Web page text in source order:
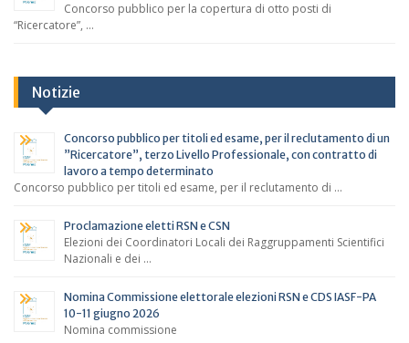
Concorso pubblico per la copertura di otto posti di
“Ricercatore”, …
Notizie
Concorso pubblico per titoli ed esame, per il reclutamento di un
”Ricercatore”, terzo Livello Professionale, con contratto di
lavoro a tempo determinato
Concorso pubblico per titoli ed esame, per il reclutamento di …
Proclamazione eletti RSN e CSN
Elezioni dei Coordinatori Locali dei Raggruppamenti Scientifici
Nazionali e dei …
Nomina Commissione elettorale elezioni RSN e CDS IASF-PA
10-11 giugno 2026
Nomina commissione